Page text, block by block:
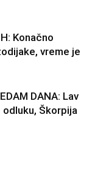
Konačno
vreme je
DANA: Lav
Škorpija